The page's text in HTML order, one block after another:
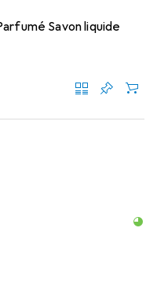
Savon liquide